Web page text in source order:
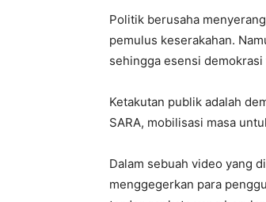
Politik berusaha
pemulus keserakahan.
sehingga esensi
Ketakutan publik adalah
SARA, mobilisasi masa
Dalam sebuah video yang
menggegerkan para